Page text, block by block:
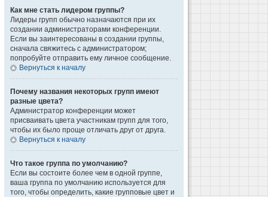
Как мне стать лидером группы?
Лидеры групп обычно назначаются при их
создании администраторами конференции.
Если вы заинтересованы в создании группы,
сначала свяжитесь с администратором;
попробуйте отправить ему личное сообщение.
Вернуться к началу
Почему названия некоторых групп имеют
разные цвета?
Администратор конференции может
присваивать цвета участникам групп для того,
чтобы их было проще отличать друг от друга.
Вернуться к началу
Что такое группа по умолчанию?
Если вы состоите более чем в одной группе,
ваша группа по умолчанию используется для
того, чтобы определить, какие групповые цвет и